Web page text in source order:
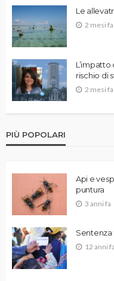
Le
2 mesi fa
L’impatto
rischio di
2 mesi fa
PIÙ POPOLARI
Api e
puntura
3 anni fa
Sentenza
12 anni fa